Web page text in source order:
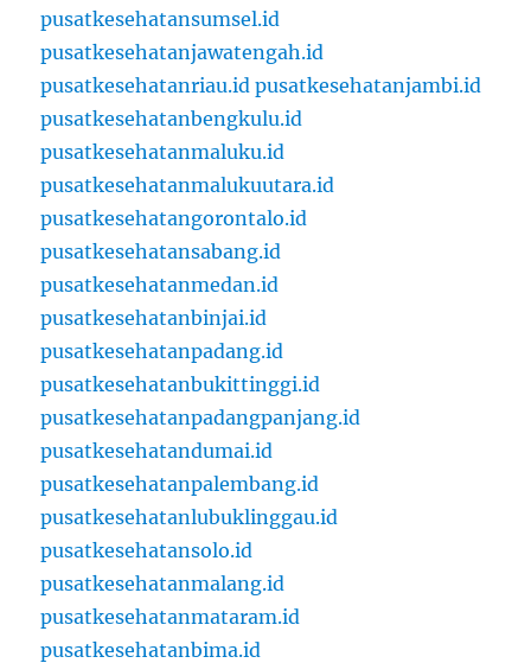
pusatkesehatansumsel.id
pusatkesehatanjawatengah.id
pusatkesehatanriau.id pusatkesehatanjambi.id
pusatkesehatanbengkulu.id
pusatkesehatanmaluku.id
pusatkesehatanmalukuutara.id
pusatkesehatangorontalo.id
pusatkesehatansabang.id
pusatkesehatanmedan.id
pusatkesehatanbinjai.id
pusatkesehatanpadang.id
pusatkesehatanbukittinggi.id
pusatkesehatanpadangpanjang.id
pusatkesehatandumai.id
pusatkesehatanpalembang.id
pusatkesehatanlubuklinggau.id
pusatkesehatansolo.id
pusatkesehatanmalang.id
pusatkesehatanmataram.id
pusatkesehatanbima.id